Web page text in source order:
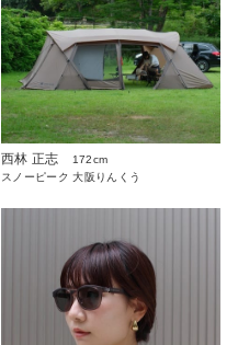
西林 正志
172cm
スノーピーク 大阪りんくう